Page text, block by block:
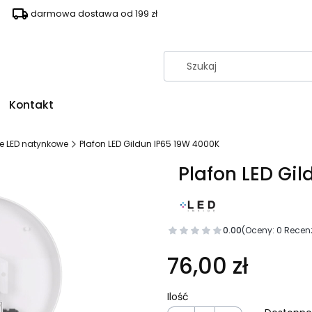
darmowa dostawa od 199 zł
Kontakt
LED natynkowe Plafon LED Gildun IP65 19W 4000K
Plafon LED
0.00(Oceny: 0
76,00 zł
Ilość